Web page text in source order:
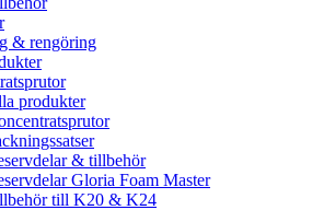
& rengöring
produkter
& tillbehör
Gloria Foam Master
till K20 & K24